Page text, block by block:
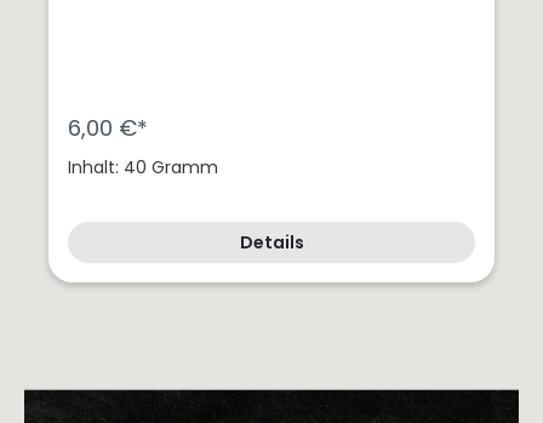
6,00 €*
Inhalt: 40 Gramm
Details